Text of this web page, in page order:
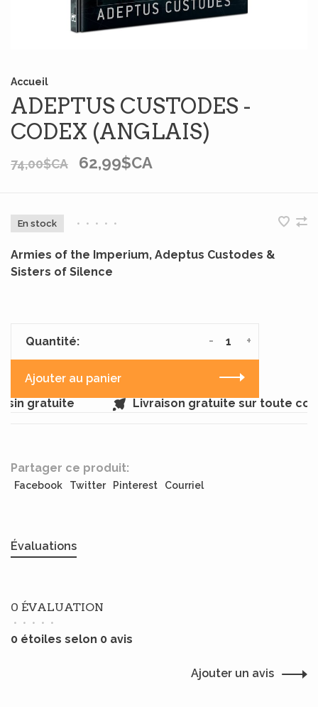
Accueil
ADEPTUS CUSTODES -
CODEX (ANGLAIS)
74,00$CA 62,99$CA
En stock • • • • •
Armies of the Imperium, Adeptus Custodes &
Sisters of Silence
Quantité: +
-
Ajouter au panier
gratuite
Livraison gratuite sur toute
Partager ce produit:
Facebook Twitter Pinterest Courriel
Évaluations
0 ÉVALUATION
• • • • •
0 étoiles selon 0 avis
Ajouter un avis